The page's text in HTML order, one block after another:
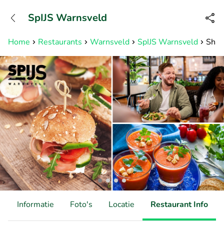
Bereikbaar tot 23:00 uur
Home Restaurants Warnsveld SpIJS Warnsveld
SpIJS Warnsveld
Informatie Foto's Locatie Restaurant Info